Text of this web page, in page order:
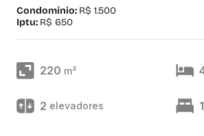
Condomínio: R$ 1.500
Iptu: R$ 650
220 m²
2 elevadores 1